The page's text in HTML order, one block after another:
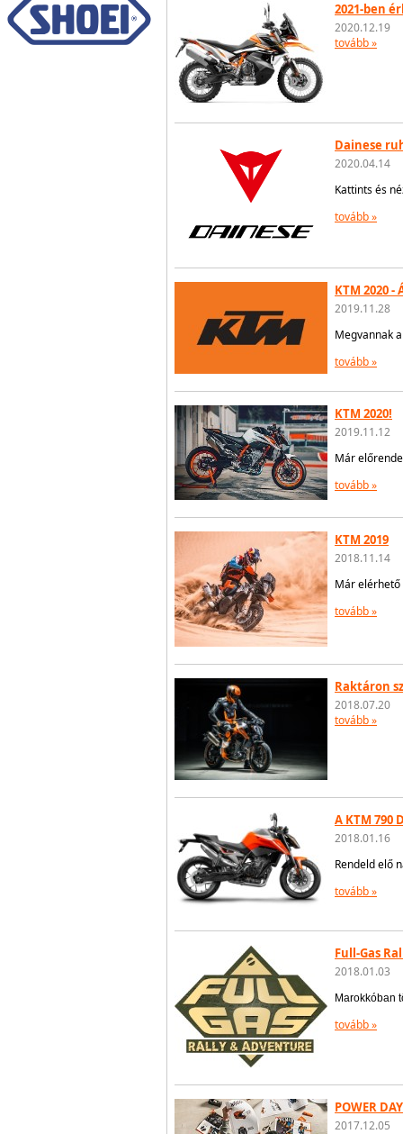
2021-ben
2020.12.19
tovább »
Dainese
2020.04.14
Kattints és
tovább »
KTM 2020 -
2019.11.28
Megvannak
tovább »
KTM 2020!
2019.11.12
Már
tovább »
KTM 2019
2018.11.14
Már
tovább »
Raktáron
2018.07.20
tovább »
A KTM
2018.01.16
Rendeld elő
tovább »
Full-Gas
2018.01.03
Marokkóban
tovább »
POWER
2017.12.05